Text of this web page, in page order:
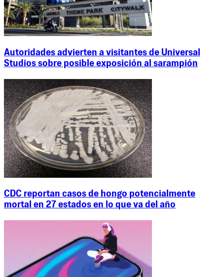
Autoridades advierten a visitantes de Universal
Studios sobre posible exposición al sarampión
CDC reportan casos de hongo potencialmente
mortal en 27 estados en lo que va del año